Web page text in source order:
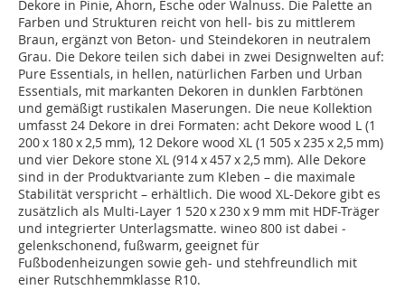
Dekore in Pinie, Ahorn, Esche oder Walnuss. Die Palette an
Farben und Strukturen reicht von hell- bis zu mittlerem
Braun, ergänzt von Beton- und Steindekoren in neutralem
Grau. Die Dekore teilen sich dabei in zwei Designwelten auf:
Pure Essentials, in hellen, natürlichen Farben und Urban
Essentials, mit markanten Dekoren in dunklen Farbtönen
und gemäßigt rustikalen Maserungen. Die neue Kollektion
umfasst 24 Dekore in drei Formaten: acht Dekore wood L (1
200 x 180 x 2,5 mm), 12 Dekore wood XL (1 505 x 235 x 2,5 mm)
und vier Dekore stone XL (914 x 457 x 2,5 mm). Alle Dekore
sind in der Produktvariante zum Kleben – die maximale
Stabilität verspricht – erhältlich. Die wood XL-Dekore gibt es
zusätzlich als Multi-Layer­ 1 520 x 230 x 9 mm mit HDF-Träger
und integrierter Unterlagsmatte. wineo 800 ist dabei ­
gelenkschonend, fußwarm, geeignet für
Fußbodenheizungen sowie geh- und stehfreundlich mit
einer Rutschhemmklasse R10.